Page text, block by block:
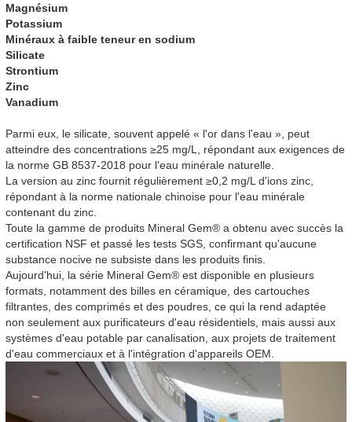
Magnésium
Potassium
Minéraux à faible teneur en sodium
Silicate
Strontium
Zinc
Vanadium
Parmi eux, le silicate, souvent appelé « l'or dans l'eau », peut
atteindre des concentrations ≥25 mg/L, répondant aux exigences de
la norme GB 8537-2018 pour l'eau minérale naturelle.
La version au zinc fournit régulièrement ≥0,2 mg/L d'ions zinc,
répondant à la norme nationale chinoise pour l'eau minérale
contenant du zinc.
Toute la gamme de produits Mineral Gem® a obtenu avec succès la
certification NSF et passé les tests SGS, confirmant qu'aucune
substance nocive ne subsiste dans les produits finis.
Aujourd'hui, la série Mineral Gem® est disponible en plusieurs
formats, notamment des billes en céramique, des cartouches
filtrantes, des comprimés et des poudres, ce qui la rend adaptée
non seulement aux purificateurs d'eau résidentiels, mais aussi aux
systèmes d'eau potable par canalisation, aux projets de traitement
d'eau commerciaux et à l'intégration d'appareils OEM.